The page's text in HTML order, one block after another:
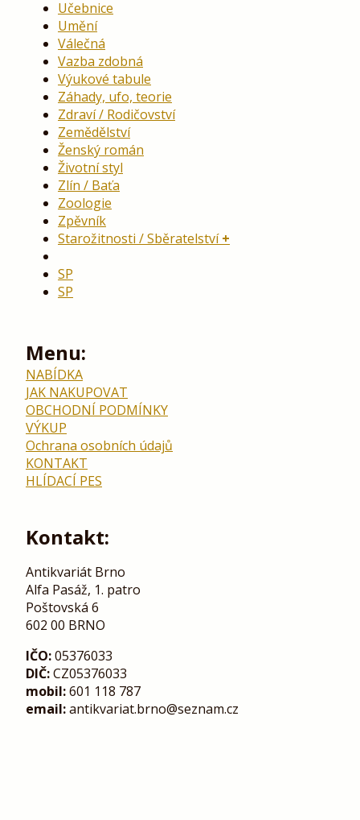
Učebnice
Umění
Válečná
Vazba zdobná
Výukové tabule
Záhady, ufo, teorie
Zdraví / Rodičovství
Zemědělství
Ženský román
Životní styl
Zlín / Baťa
Zoologie
Zpěvník
Starožitnosti / Sběratelství
SP
SP
Menu:
NABÍDKA
JAK NAKUPOVAT
OBCHODNÍ PODMÍNKY
VÝKUP
Ochrana osobních údajů
KONTAKT
HLÍDACÍ PES
Kontakt:
Antikvariát Brno
Alfa Pasáž, 1. patro
Poštovská 6
602 00 BRNO
IČO:05376033
DIČ:CZ05376033
mobil:601 118 787
email:antikvariat.brno@seznam.cz